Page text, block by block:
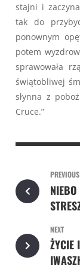
stajni i
tak do
ponownym
potem
sprawowała
świątobliwej
słynna z
Cruce.”
PREVIOUS
NEXT
ŻYCIE